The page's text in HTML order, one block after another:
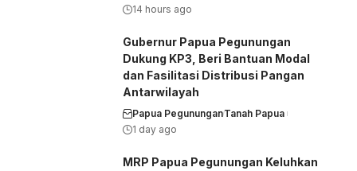
14 hours ago
Gubernur Papua Pegunungan
Dukung KP3, Beri Bantuan Modal
dan Fasilitasi Distribusi Pangan
Antarwilayah
Papua PegununganTanah Papua
1 day ago
MRP Papua Pegunungan Keluhkan